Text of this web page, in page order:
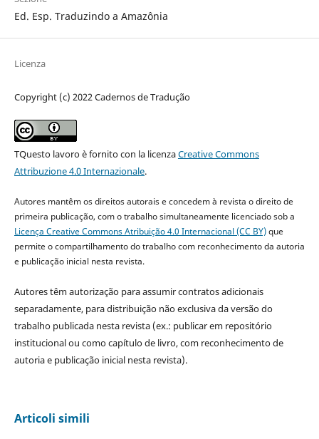
Ed. Esp. Traduzindo a Amazônia
Licenza
Copyright (c) 2022 Cadernos de Tradução
TQuesto lavoro è fornito con la licenzaCreative Commons
Attribuzione 4.0 Internazionale.
Autores mantêm os direitos autorais e concedem à revista o direito de
primeira publicação, com o trabalho simultaneamente licenciado sob a
Licença Creative Commons Atribuição 4.0 Internacional (CC BY)que
permite o compartilhamento do trabalho com reconhecimento da autoria
e publicação inicial nesta revista.
Autores têm autorização para assumir contratos adicionais
separadamente, para distribuição não exclusiva da versão do
trabalho publicada nesta revista (ex.: publicar em repositório
institucional ou como capítulo de livro, com reconhecimento de
autoria e publicação inicial nesta revista).
Articoli simili